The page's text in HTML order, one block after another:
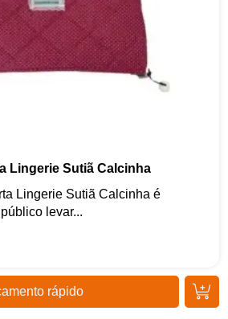
Lingerie Sutiã Calcinha
Lingerie Sutiã Calcinha é
levar...
rápido